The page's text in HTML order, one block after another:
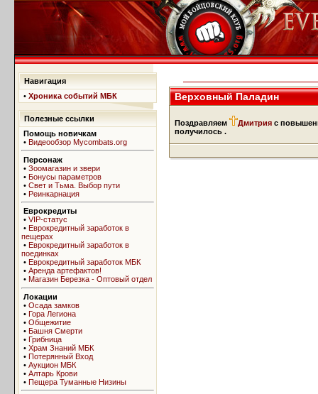
Навигация
• Хроника событий МБК
Полезные ссылки
Помощь новичкам
• Видеообзор Mycombats.org
Персонаж
• Зоомагазин и звери
• Бонусы параметров
• Свет и Тьма. Выбор пути
• Реинкарнация
Еврокредиты
• VIP-статус
• Еврокредитный заработок в
пещерах
• Еврокредитный заработок в
поединках
• Еврокредитный заработок МБК
• Аренда артефактов!
• Магазин Березка - Оптовый отдел
Локации
• Осада замков
• Гора Легиона
• Общежитие
• Башня Смерти
• Грибница
• Храм Знаний МБК
• Потерянный Вход
• Аукцион МБК
• Алтарь Крови
• Пещера Туманные Низины
Верховный Паладин
Поздравляем Дмитрияс
получилось .